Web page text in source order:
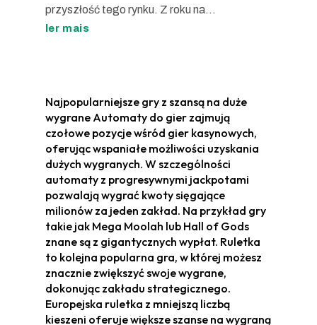
przyszłość tego rynku. Z roku na...
ler mais
Najpopularniejsze gry z szansą na duże
wygrane Automaty do gier zajmują
czołowe pozycje wśród gier kasynowych,
oferując wspaniałe możliwości uzyskania
dużych wygranych. W szczególności
automaty z progresywnymi jackpotami
pozwalają wygrać kwoty sięgające
milionów za jeden zakład. Na przykład gry
takie jak Mega Moolah lub Hall of Gods
znane są z gigantycznych wypłat. Ruletka
to kolejna popularna gra, w której możesz
znacznie zwiększyć swoje wygrane,
dokonując zakładu strategicznego.
Europejska ruletka z mniejszą liczbą
kieszeni oferuje większe szanse na wygraną